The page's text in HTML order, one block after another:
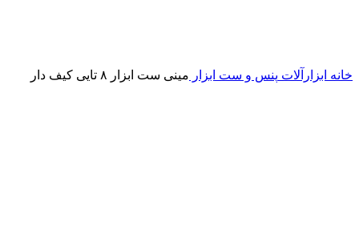
خانه ابزارآلات پنس و ست ابزار مینی ست ابزار ۸ تایی کیف دار